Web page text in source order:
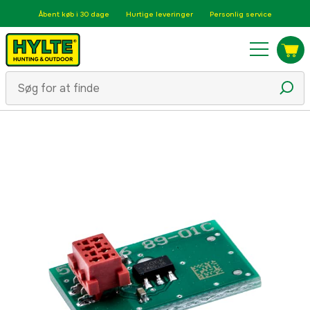
Åbent køb i 30 dage Hurtige leveringer Personlig service